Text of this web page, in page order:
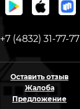
+7 (4832) 31-77-77
Оставить отзыв
Жалоба
Предложение